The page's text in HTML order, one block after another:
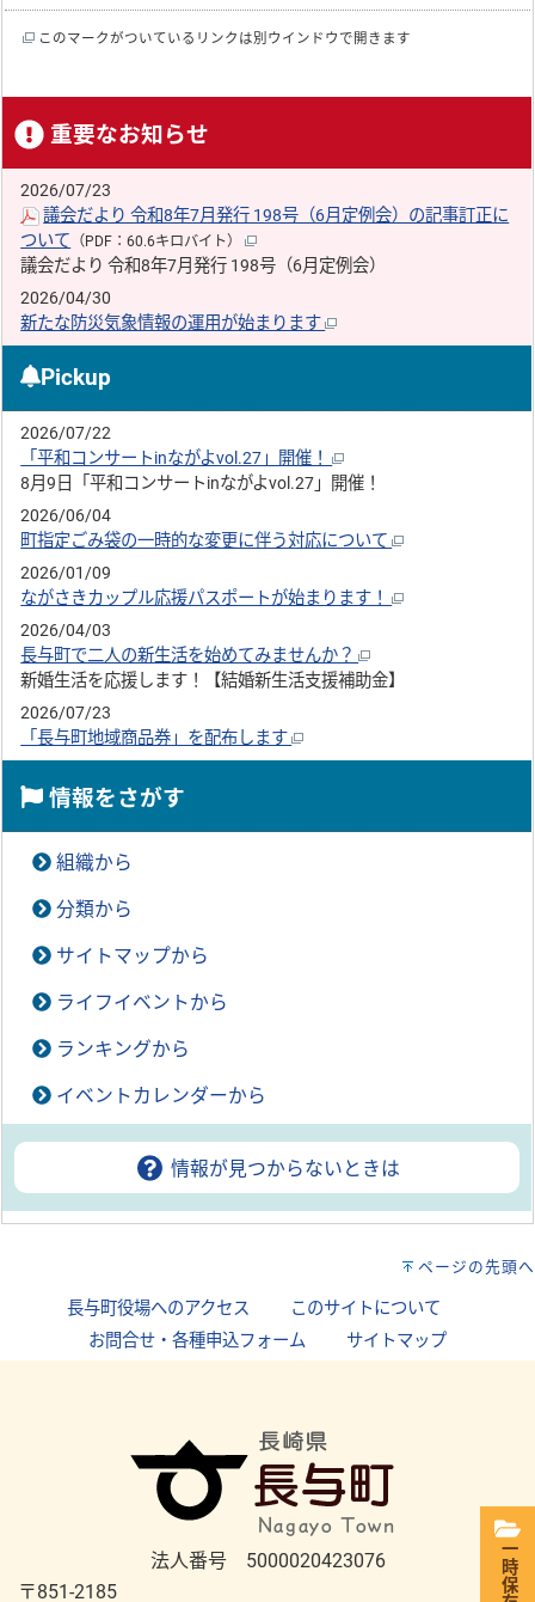
このマークがついているリンクは別ウインドウで開きます
重要なお知らせ
2026/07/23
議会だより 令和8年7月発行 198号（6月定例会）の記事訂正に
ついて （PDF：60.6キロバイト）
議会だより 令和8年7月発行 198号（6月定例会）
2026/04/30
新たな防災気象情報の運用が始まります
Pickup
2026/07/22
「平和コンサートinながよvol.27」開催！
8月9日「平和コンサートinながよvol.27」開催！
2026/06/04
町指定ごみ袋の一時的な変更に伴う対応について
2026/01/09
ながさきカップル応援パスポートが始まります！
2026/04/03
長与町で二人の新生活を始めてみませんか？
新婚生活を応援します！【結婚新生活支援補助金】
2026/07/23
「長与町地域商品券」を配布します
情報をさがす
組織から
分類から
サイトマップから
ライフイベントから
ランキングから
イベントカレンダーから
情報が見つからないときは
ページの先頭へ
長与町役場へのアクセス このサイトについて
お問合せ・各種申込フォーム
サイトマップ
法人番号 5000020423076
〒851-2185
一時保存